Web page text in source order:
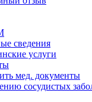
сведения
услуги
мед. документы
сосудистых